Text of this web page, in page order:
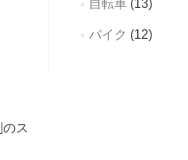
ス
自転車(13)
バイク (12)